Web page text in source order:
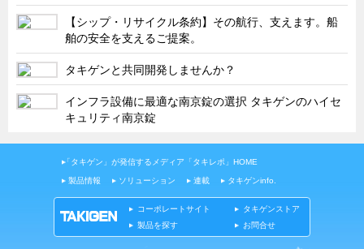
【シップ・リサイクル条約】その航行、支えます。船
舶の安全を支えるご提案。
タキゲンと共同開発しませんか？
インフラ設備に最適な南京錠の選択 タキゲンのハイセ
キュリティ南京錠
「タキゲン」が発信するメディア「タキレポ」HOME
製品情報 ソリューション 連載 タキゲンinfo.
コーポレートサイト
タキゲンストア
製品を探す
お問合せ